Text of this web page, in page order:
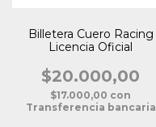
Billetera Cuero Racing
Licencia Oficial
$20.000,00
$17.000,00 con
Transferencia bancaria